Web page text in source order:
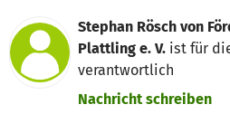
Stephan Rösch von
Plattling e. V. ist für
verantwortlich
Nachricht schreiben